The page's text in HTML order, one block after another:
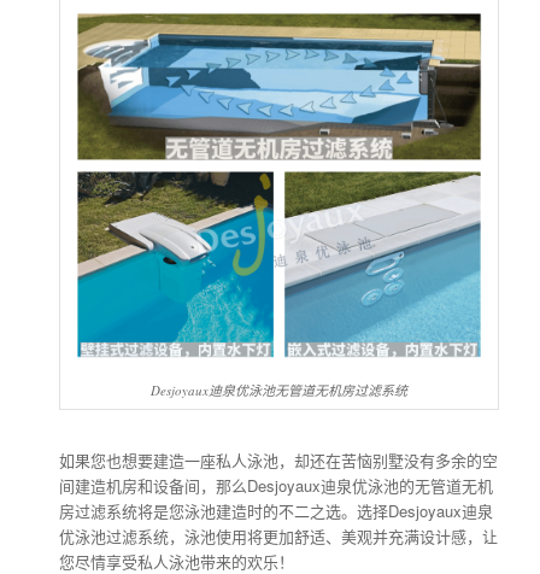
Desjoyaux迪泉优泳池无管道无机房过滤系统
如果您也想要建造一座私人泳池，却还在苦恼别墅没有多余的空
间建造机房和设备间，那么Desjoyaux迪泉优泳池的无管道无机
房过滤系统将是您泳池建造时的不二之选。选择Desjoyaux迪泉
优泳池过滤系统，泳池使用将更加舒适、美观并充满设计感，让
您尽情享受私人泳池带来的欢乐！